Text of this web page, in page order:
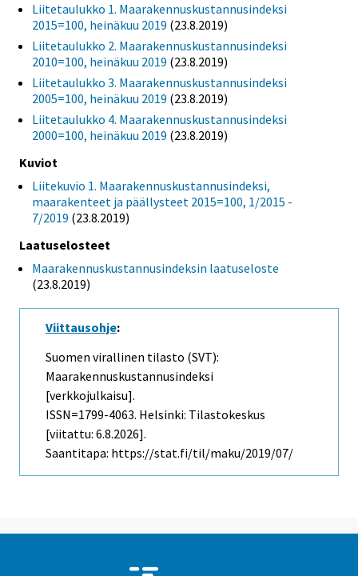
Liitetaulukko 1. Maarakennuskustannusindeksi
2015=100, heinäkuu 2019 (23.8.2019)
Liitetaulukko 2. Maarakennuskustannusindeksi
2010=100, heinäkuu 2019 (23.8.2019)
Liitetaulukko 3. Maarakennuskustannusindeksi
2005=100, heinäkuu 2019 (23.8.2019)
Liitetaulukko 4. Maarakennuskustannusindeksi
2000=100, heinäkuu 2019 (23.8.2019)
Kuviot
Liitekuvio 1. Maarakennuskustannusindeksi,
maarakenteet ja päällysteet 2015=100, 1/2015 -
7/2019 (23.8.2019)
Laatuselosteet
Maarakennuskustannusindeksin laatuseloste
(23.8.2019)
Viittausohje:
Suomen virallinen tilasto (SVT):
Maarakennuskustannusindeksi
[verkkojulkaisu].
ISSN=1799-4063. Helsinki: Tilastokeskus
[viitattu: 6.8.2026].
Saantitapa: https://stat.fi/til/maku/2019/07/